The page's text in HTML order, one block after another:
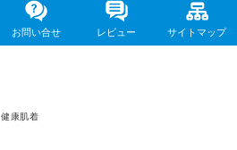
お問い合せ レビュー サイトマップ
健康肌着